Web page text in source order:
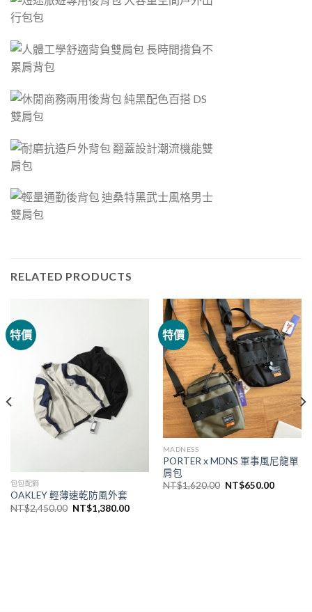
RELATED PRODUCTS
特價
包包配飾
OAKLEY 輕薄速乾防風外套
NT$2,450.00 NT$1,380.00
特價
MADNESS
PORTER x MDNS 軍事風尼龍單
肩包
NT$1,620.00 NT$650.00